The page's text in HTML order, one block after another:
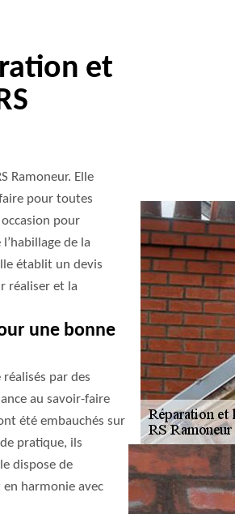
et
Ramoneur. Elle
pour toutes
pour
de la
établit un devis
réaliser et la
une bonne
par des
au savoir-faire
été embauchés sur
pratique, ils
dispose de
harmonie avec